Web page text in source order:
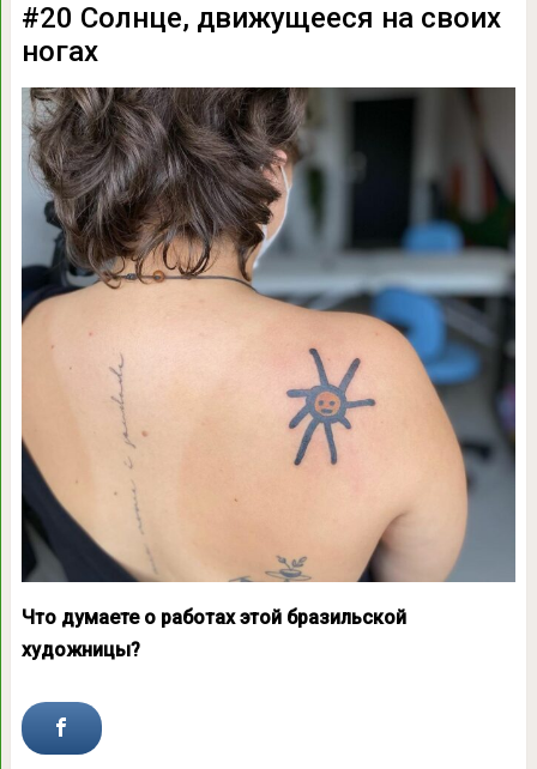
#20 Солнце, движущееся на своих
ногах
Что думаете о работах этой бразильской
художницы?